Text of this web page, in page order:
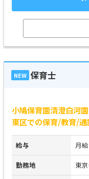
NEW 保育士
小鳩保育園清澄白河
東区での保育/教育/
給与 月
勤務地 東